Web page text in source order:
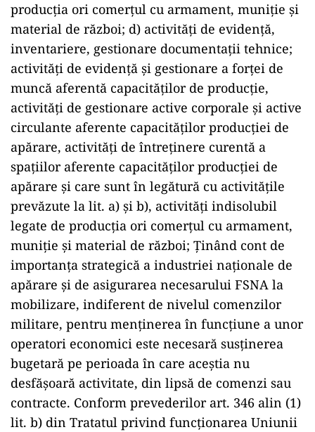
producția ori comerțul cu armament, muniție și
material de război; d) activități de evidență,
inventariere, gestionare documentații tehnice;
activități de evidență și gestionare a forței de
muncă aferentă capacităților de producție,
activități de gestionare active corporale și active
circulante aferente capacităților producției de
apărare, activități de întreținere curentă a
spațiilor aferente capacităților producției de
apărare și care sunt în legătură cu activitățile
prevăzute la lit. a) și b), activități indisolubil
legate de producția ori comerțul cu armament,
muniție și material de război; Ținând cont de
importanța strategică a industriei naționale de
apărare și de asigurarea necesarului FSNA la
mobilizare, indiferent de nivelul comenzilor
militare, pentru menținerea în funcțiune a unor
operatori economici este necesară susținerea
bugetară pe perioada în care aceștia nu
desfășoară activitate, din lipsă de comenzi sau
contracte. Conform prevederilor art. 346 alin (1)
lit. b) din Tratatul privind funcționarea Uniunii